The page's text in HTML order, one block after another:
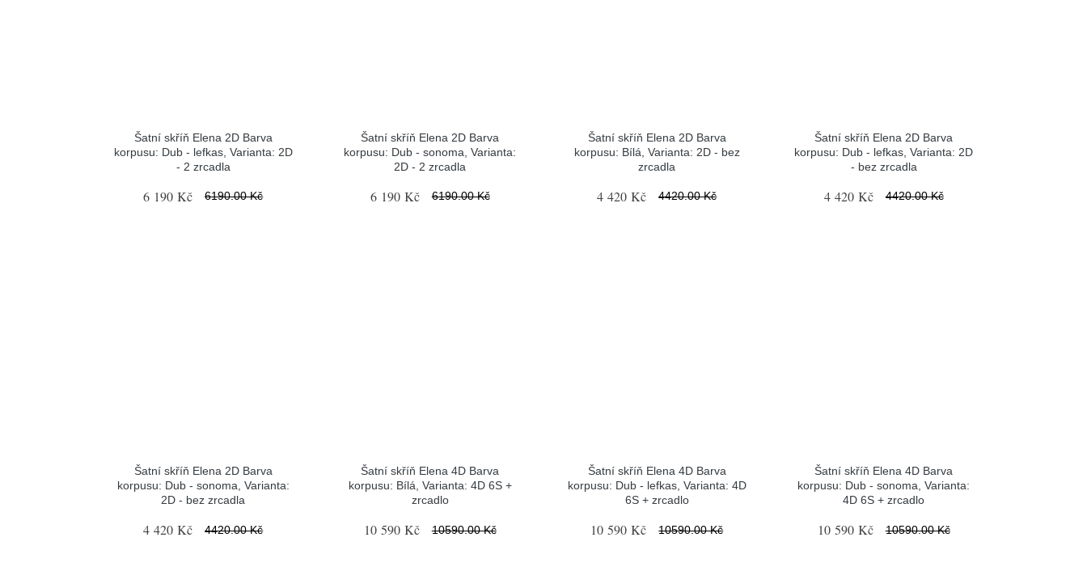
Šatní skříň Elena 2D Barva
korpusu: Dub - lefkas, Varianta: 2D
- 2 zrcadla
6 190 Kč 6190.00 Kč
Šatní skříň Elena 2D Barva
korpusu: Dub - sonoma, Varianta:
2D - 2 zrcadla
6 190 Kč 6190.00 Kč
Šatní skříň Elena 2D Barva
korpusu: Bílá, Varianta: 2D - bez
zrcadla
4 420 Kč 4420.00 Kč
Šatní skříň Elena 2D Barva
korpusu: Dub - lefkas, Varianta: 2D
- bez zrcadla
4 420 Kč 4420.00 Kč
Šatní skříň Elena 2D Barva
korpusu: Dub - sonoma, Varianta:
2D - bez zrcadla
4 420 Kč 4420.00 Kč
Šatní skříň Elena 4D Barva
korpusu: Bílá, Varianta: 4D 6S +
zrcadlo
10 590 Kč 10590.00 Kč
Šatní skříň Elena 4D Barva
korpusu: Dub - lefkas, Varianta: 4D
6S + zrcadlo
10 590 Kč 10590.00 Kč
Šatní skříň Elena 4D Barva
korpusu: Dub - sonoma, Varianta:
4D 6S + zrcadlo
10 590 Kč 10590.00 Kč